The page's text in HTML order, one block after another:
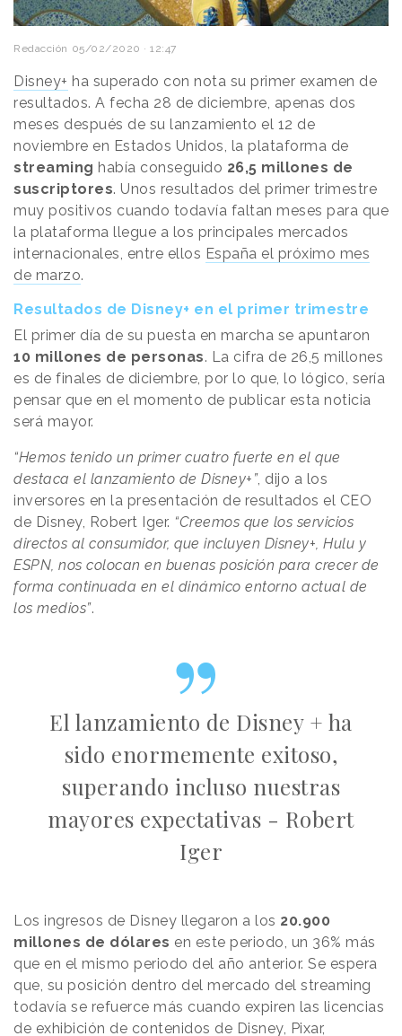
Redacción 05/02/2020 · 12:47
Disney+ ha superado con nota su primer examen de
resultados. A fecha 28 de diciembre, apenas dos
meses después de su lanzamiento el 12 de
noviembre en Estados Unidos, la plataforma de
streaming había conseguido 26,5 millones de
suscriptores. Unos resultados del primer trimestre
muy positivos cuando todavía faltan meses para que
la plataforma llegue a los principales mercados
internacionales, entre ellos España el próximo mes
de marzo.
Resultados de Disney+ en el primer trimestre
El primer día de su puesta en marcha se apuntaron
10 millones de personas. La cifra de 26,5 millones
es de finales de diciembre, por lo que, lo lógico, sería
pensar que en el momento de publicar esta noticia
será mayor.
“Hemos tenido un primer cuatro fuerte en el que
destaca el lanzamiento de Disney+”, dijo a los
inversores en la presentación de resultados el CEO
de Disney, Robert Iger. “Creemos que los servicios
directos al consumidor, que incluyen Disney+, Hulu y
ESPN, nos colocan en buenas posición para crecer de
forma continuada en el dinámico entorno actual de
los medios”.
El lanzamiento de Disney + ha
sido enormemente exitoso,
superando incluso nuestras
mayores expectativas - Robert
Iger
Los ingresos de Disney llegaron a los 20.900
millones de dólares en este periodo, un 36% más
que en el mismo periodo del año anterior. Se espera
que, su posición dentro del mercado del streaming
todavía se refuerce más cuando expiren las licencias
de exhibición de contenidos de Disney, Pixar,